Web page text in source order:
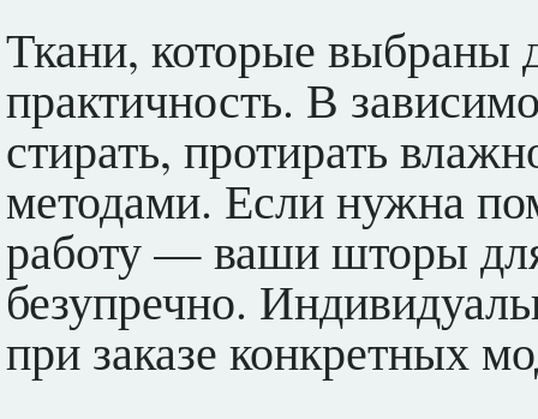
Ткани, которые выбраны
практичность. В
стирать, протирать
методами. Если нужна
работу — ваши шторы для
безупречно.
при заказе конкретных